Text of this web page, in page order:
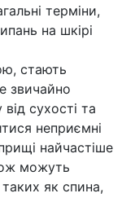
терміни,
на шкірі
стають
звичайно
сухості та
неприємні
найчастіше
можуть
як спина,